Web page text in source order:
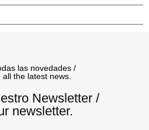
las novedades /
all the latest news.
Newsletter /
newsletter.